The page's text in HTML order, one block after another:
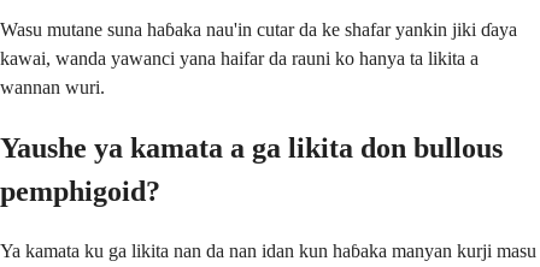
Wasu mutane suna haɓaka nau'in cutar da ke shafar yankin jiki ɗaya
kawai, wanda yawanci yana haifar da rauni ko hanya ta likita a
wannan wuri.
Yaushe ya kamata a ga likita don bullous
pemphigoid?
Ya kamata ku ga likita nan da nan idan kun haɓaka manyan kurji masu